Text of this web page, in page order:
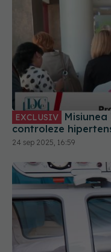
EXCLUSIV
Misiunea 70/2030: România vrea să
controleze
24 sep 2025, 16:59